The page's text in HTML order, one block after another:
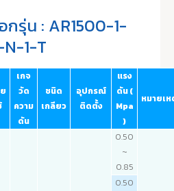
กรุ่น : AR1500-1-
1-T
เกจ
วัด
ความ
ดัน
ชนิด
เกลียว
อุปกรณ์
ติดตั้ง
แรง
ดัน (
Mpa
)
หมายเ
0.50
~
0.85
0.50